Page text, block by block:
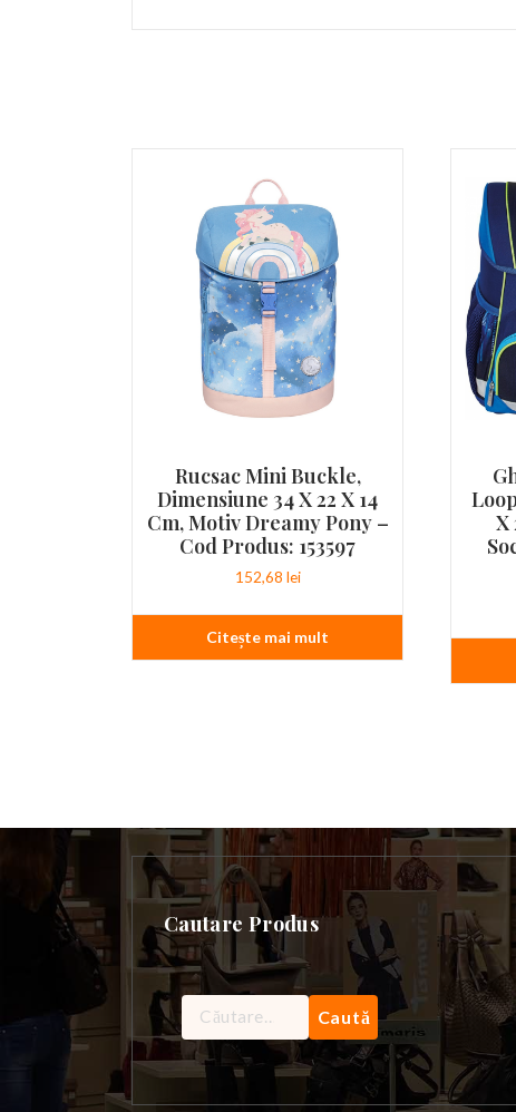
Rucsac Mini Buckle,
Dimensiune 34 X 22 X 14
Cm, Motiv Dreamy Pony –
Cod Produs: 153597
152,68 lei
Citește mai mult
X
Cautare Produs
Caută
după: